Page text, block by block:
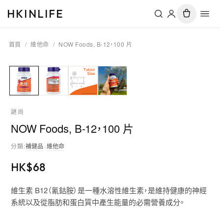
HKINLIFE
首頁 / 維他命 / NOW Foods, B-12，100 片
謎尚
NOW Foods, B-12，100 片
分類:補健品 ·維他命
HK$68
維生素 B12（氰鈷胺）是一種水溶性維生素，是維持健康的神經
系統以及從脂肪和蛋白質中產生能量的必需營養成分。